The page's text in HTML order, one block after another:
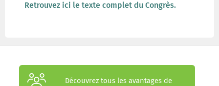
Retrouvez ici le texte complet du Congrès.
Découvrez tous les avantages de